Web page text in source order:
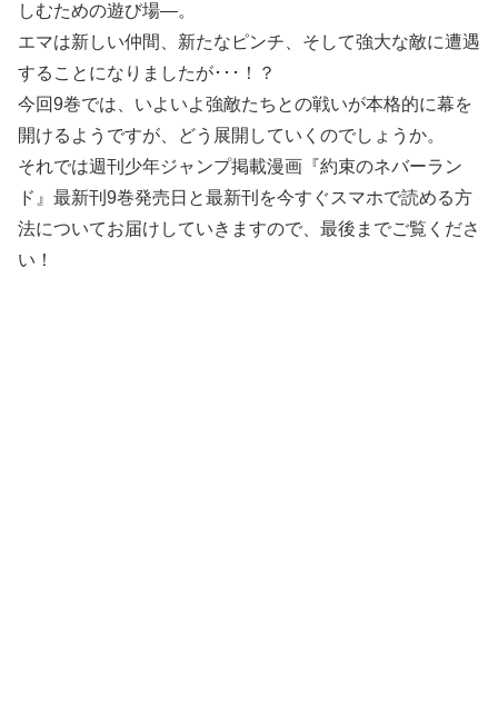
しむための遊び場―。
エマは新しい仲間、新たなピンチ、そして強大な敵に遭遇
することになりましたが･･･！？
今回9巻では、いよいよ強敵たちとの戦いが本格的に幕を
開けるようですが、どう展開していくのでしょうか。
それでは週刊少年ジャンプ掲載漫画『約束のネバーラン
ド』最新刊9巻発売日と最新刊を今すぐスマホで読める方
法についてお届けしていきますので、最後までご覧くださ
い！